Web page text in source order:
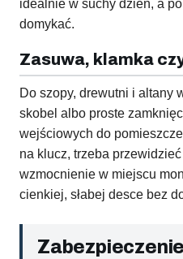
idealnie w suchy dzień, a
domykać.
Zasuwa, klamka
Do szopy, drewutni i altany
skobel albo proste
wejściowych do
na klucz, trzeba
wzmocnienie w miejscu
cienkiej, słabej desce bez